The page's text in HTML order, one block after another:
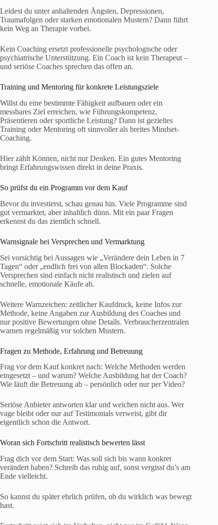
Leidest du unter anhaltenden Ängsten, Depressionen,
Traumafolgen oder starken emotionalen Mustern? Dann führt
kein Weg an Therapie vorbei.
Kein Coaching ersetzt professionelle psychologische oder
psychiatrische Unterstützung. Ein Coach ist kein Therapeut –
und seriöse Coaches sprechen das offen an.
Training und Mentoring für konkrete Leistungsziele
Willst du eine bestimmte Fähigkeit aufbauen oder ein
messbares Ziel erreichen, wie Führungskompetenz,
Präsentieren oder sportliche Leistung? Dann ist gezieltes
Training oder Mentoring oft sinnvoller als breites Mindset-
Coaching.
Hier zählt Können, nicht nur Denken. Ein gutes Mentoring
bringt Erfahrungswissen direkt in deine Praxis.
So prüfst du ein Programm vor dem Kauf
Bevor du investierst, schau genau hin. Viele Programme sind
gut vermarktet, aber inhaltlich dünn. Mit ein paar Fragen
erkennst du das ziemlich schnell.
Warnsignale bei Versprechen und Vermarktung
Sei vorsichtig bei Aussagen wie „Verändere dein Leben in 7
Tagen“ oder „endlich frei von allen Blockaden“. Solche
Versprechen sind einfach nicht realistisch und zielen auf
schnelle, emotionale Käufe ab.
Weitere Warnzeichen: zeitlicher Kaufdruck, keine Infos zur
Methode, keine Angaben zur Ausbildung des Coaches und
nur positive Bewertungen ohne Details. Verbraucherzentralen
warnen regelmäßig vor solchen Mustern.
Fragen zu Methode, Erfahrung und Betreuung
Frag vor dem Kauf konkret nach: Welche Methoden werden
eingesetzt – und warum? Welche Ausbildung hat der Coach?
Wie läuft die Betreuung ab – persönlich oder nur per Video?
Seriöse Anbieter antworten klar und weichen nicht aus. Wer
vage bleibt oder nur auf Testimonials verweist, gibt dir
eigentlich schon die Antwort.
Woran sich Fortschritt realistisch bewerten lässt
Frag dich vor dem Start: Was soll sich bis wann konkret
verändert haben? Schreib das ruhig auf, sonst vergisst du’s am
Ende vielleicht.
So kannst du später ehrlich prüfen, ob du wirklich was bewegt
hast.